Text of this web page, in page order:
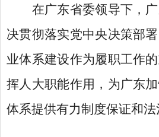
在广东省委领导下，
决贯彻落实党中央决策部
业体系建设作为履职工作
挥人大职能作用，为广东
体系提供有力制度保证和法